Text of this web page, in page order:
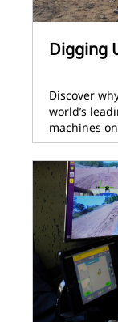
Digging
Discover
world’s
machines